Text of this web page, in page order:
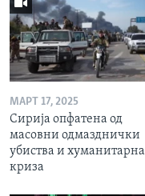
МАРТ 17, 2025
Сирија опфатена од
масовни одмазднички
убиства и хуманитарна
криза